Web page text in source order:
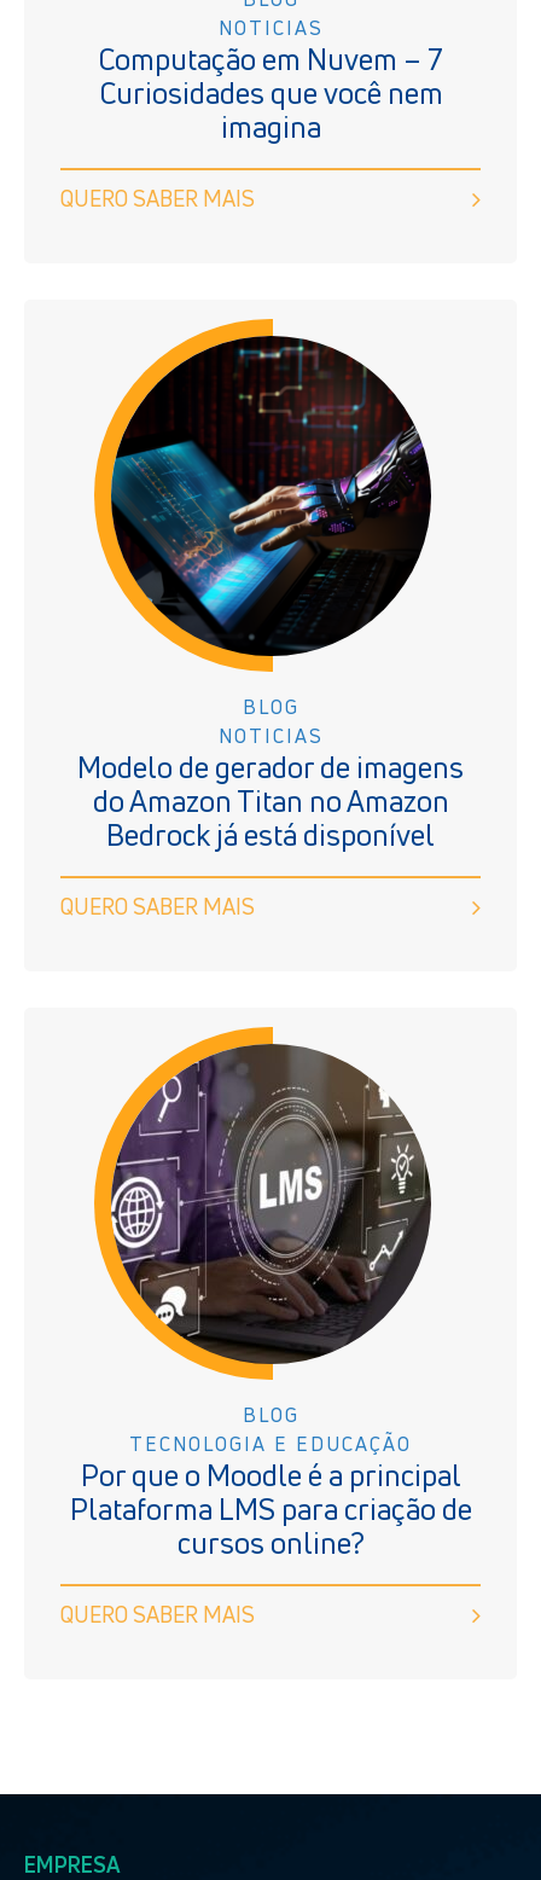
NOTICIAS
Computação em Nuvem – 7
Curiosidades que você nem
imagina
QUERO SABER MAIS
BLOG
NOTICIAS
Modelo de gerador de imagens
do Amazon Titan no Amazon
Bedrock já está disponível
QUERO SABER MAIS
BLOG
TECNOLOGIA E EDUCAÇÃO
Por que o Moodle é a principal
Plataforma LMS para criação de
cursos online?
QUERO SABER MAIS
EMPRESA